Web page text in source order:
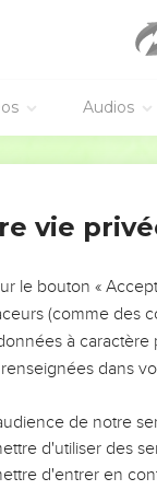
Audios
tu es gracieuse,
es comme un
de ton
»
aimé et c’est moi
aimé, sortons
au matin, de
si déjà
leur parfum.
vie
le bouton «
(comme des
à
dans
de notre
d'utiliser des
d'entrer en